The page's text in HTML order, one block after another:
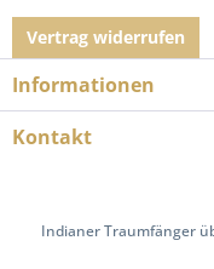
Vertrag widerrufen
Informationen
Kontakt
Indianer Traumfänger